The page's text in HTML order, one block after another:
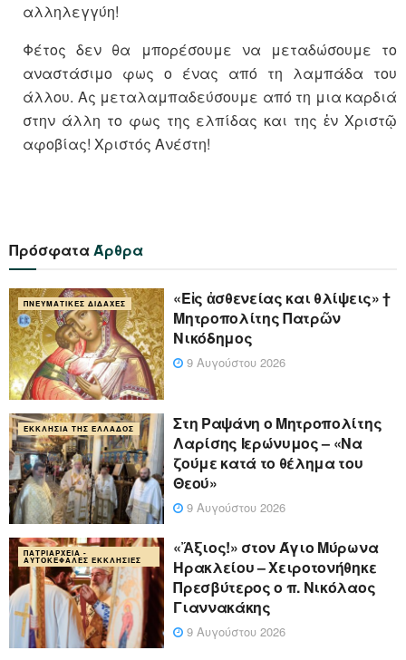
αλληλεγγύη!
Φέτος δεν θα μπορέσουμε να μεταδώσουμε το
αναστάσιμο φως ο ένας από τη λαμπάδα του
άλλου. Ας μεταλαμπαδεύσουμε από τη μια καρδιά
στην άλλη το φως της ελπίδας και της ἐν Χριστῷ
αφοβίας! Χριστός Ανέστη!
ΠρόσφαταΆρθρα
ΠΝΕΥΜΑΤΙΚΈΣ ΔΙΔΑΧΈΣ
«Eἰς ἀσθενείας και θλίψεις» †
Μητροπολίτης Πατρῶν
Νικόδημος
9 Αυγούστου 2026
ΕΚΚΛΗΣΊΑ ΤΗΣ ΕΛΛΆΔΟΣ
Στη Ραψάνη ο Μητροπολίτης
Λαρίσης Ιερώνυμος – «Να
ζούμε κατά το θέλημα του
Θεού»
9 Αυγούστου 2026
ΠΑΤΡΙΑΡΧΕΊΑ -
ΑΥΤΟΚΈΦΑΛΕΣ ΕΚΚΛΗΣΊΕΣ
«Ἄξιος!» στον Άγιο Μύρωνα
Ηρακλείου – Χειροτονήθηκε
Πρεσβύτερος ο π. Νικόλαος
Γιαννακάκης
9 Αυγούστου 2026